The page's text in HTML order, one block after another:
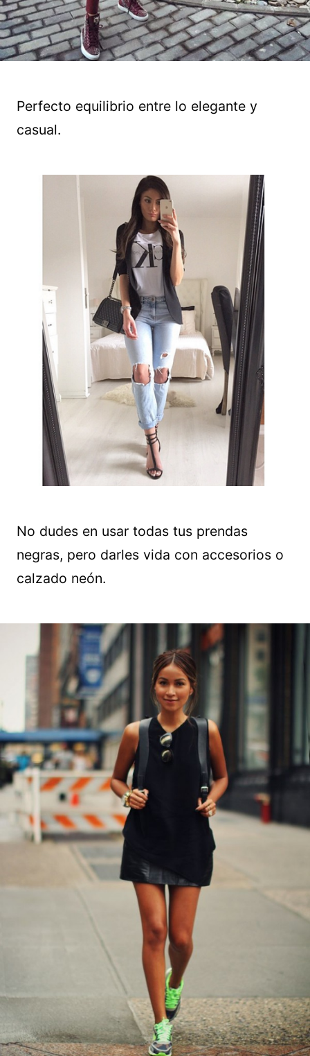
Perfecto equilibrio entre lo elegante y
casual.
No dudes en usar todas tus prendas
negras, pero darles vida con accesorios o
calzado neón.